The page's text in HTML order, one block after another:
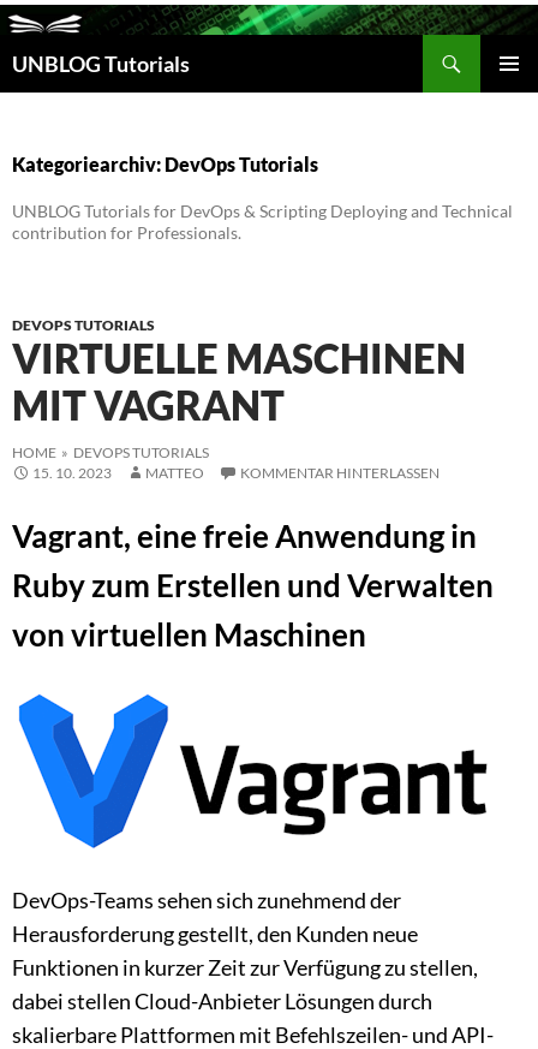
UNBLOG Tutorials
Suchen
Kategoriearchiv: DevOps Tutorials
UNBLOG Tutorials for DevOps & Scripting Deploying and Technical
contribution for Professionals.
DEVOPS TUTORIALS
VIRTUELLE MASCHINEN
MIT VAGRANT
HOME » DEVOPS TUTORIALS
15. 10. 2023
MATTEO KOMMENTAR HINTERLASSEN
Vagrant, eine freie Anwendung in
Rubyzum Erstellen und Verwalten
von virtuellen Maschinen
DevOps-Teams sehen sich zunehmend der
Herausforderung gestellt, den Kunden neue
Funktionen in kurzer Zeit zur Verfügung zu stellen,
dabei stellen Cloud-Anbieter Lösungen durch
skalierbare Plattformen mit Befehlszeilen- und API-